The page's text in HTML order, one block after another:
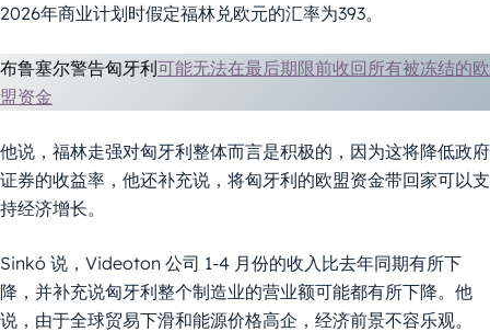
2026年商业计划时假定福林兑欧元的汇率为393。
布鲁塞尔警告匈牙利可能无法在最后期限前收回所有被冻结的欧
盟资金
他说，福林走强对匈牙利整体而言是积极的，因为这将降低政府
证券的收益率，他还补充说，将匈牙利的欧盟资金带回家可以支
持经济增长。
Sinkó 说，Videoton 公司 1-4 月份的收入比去年同期有所下
降，并补充说匈牙利整个制造业的营业额可能都有所下降。他
说，由于全球贸易下滑和能源价格高企，经济前景不容乐观。